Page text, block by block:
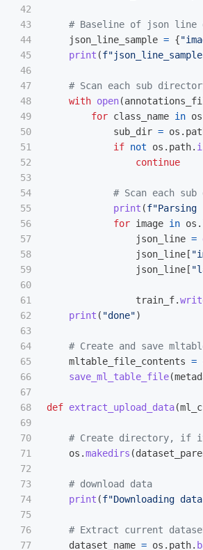
42
43
44
45
46
47
48
49
50
51
52
53
54
55
56
57
58
59
60
61
62
63
64
65
66
67
68
69
70
71
72
73
74
75
76
77
json_line_sample = {"
print (f"
with open(
for class_name in os
sub_dir = os .
if not os . path.
continue
print (f"Parsing
for image in os .
json_line =
json_line [ "
json_line [ "
train_f.
print ( "done")
mltable_file_contents =
save_ml_table_file(
def extract_upload_data(
os .makedirs (
print (f"Downloading
dataset_name = os . path.